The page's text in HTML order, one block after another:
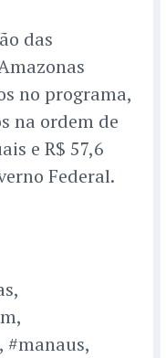
das
no programa,
na ordem de
e R$ 57,6
Federal.
#manaus,